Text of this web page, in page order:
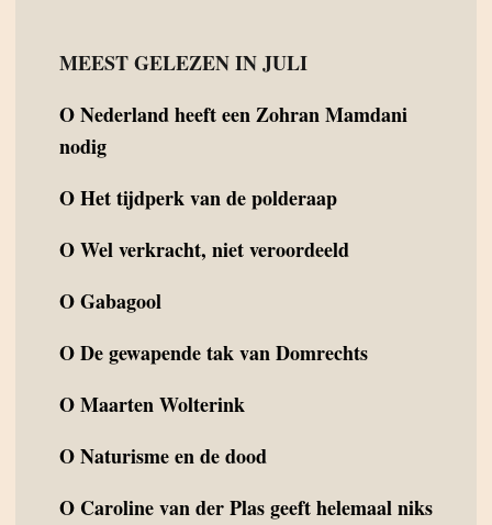
MEEST GELEZEN IN JULI
ONederland heeft een Zohran Mamdani
nodig
OHet tijdperk van de polderaap
OWel verkracht, niet veroordeeld
OGabagool
ODe gewapende tak van Domrechts
OMaarten Wolterink
ONaturisme en de dood
O Caroline van der Plas geeft helemaal niks